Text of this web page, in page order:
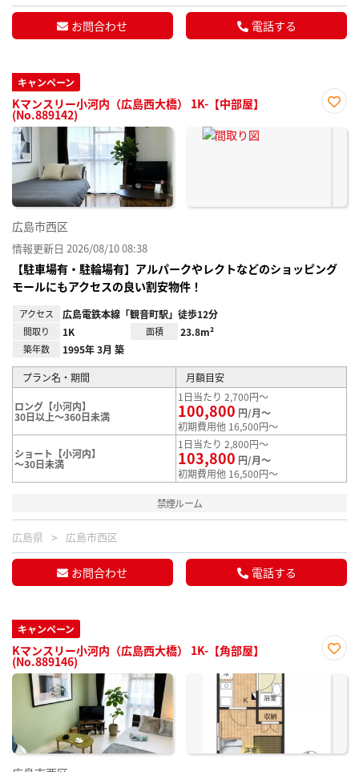
お問合わせ 電話する
キャンペーン
Kマンスリー小河内（広島西大橋） 1K-【中部屋】
(No.889142)
に入
広島市西区
情報更新日 2026/08/10 08:38
【駐車場有・駐輪場有】アルパークやレクトなどのショッピング
モールにもアクセスの良い割安物件！
アクセス 広島電鉄本線「観音町駅」徒歩12分
間取り 1K 面積 23.8m²
築年数 1995年 3月 築
プラン名・期間 月額目安
ロング【小河内】
30日以上～360日未満
1日当たり 2,700円～
100,800 円/月～
初期費用他 16,500円～
ショート【小河内】
～30日未満
1日当たり 2,800円～
103,800 円/月～
初期費用他 16,500円～
禁煙ルーム
広島県 広島市西区
お問合わせ 電話する
キャンペーン
Kマンスリー小河内（広島西大橋） 1K-【角部屋】
(No.889146)
に入